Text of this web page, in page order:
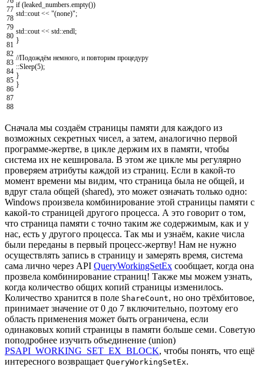
77
78
79
80
81
82
83
84
85
86
87
88
if (leaked_numbers empty())
std::cout << "(none)";
std::cout << std::endl;
}
//Подождём немного, и повторим процедуру
::Sleep(5);
}
}
Сначала мы создаём страницы памяти для каждого из
возможных секретных чисел, а затем, аналогично первой
программе-жертве, в цикле держим их в памяти, чтобы
система их не кешировала. В этом же цикле мы регулярно
проверяем атрибуты каждой из страниц. Если в какой-то
момент времени мы видим, что страница была не общей, и
вдруг стала общей (shared), это может означать только одно:
Windows произвела комбинирование этой страницы памяти с
какой-то страницей другого процесса. А это говорит о том,
что страница памяти с точно таким же содержимым, как и у
нас, есть у другого процесса. Так мы и узнаём, какие числа
были переданы в первый процесс-жертву! Нам не нужно
осуществлять запись в страницу и замерять время, система
сама лично через API QueryWorkingSetEx сообщает, когда она
прозвела комбинирование страниц! Также мы можем узнать,
когда количество общих копий страницы изменилось.
Количество хранится в поле ShareCount, но оно трёхбитовое,
принимает значение от 0 до 7 включительно, поэтому его
область применения может быть ограничена, если
одинаковых копий страницы в памяти больше семи. Советую
поподробнее изучить объединение (union)
PSAPI_WORKING_SET_EX_BLOCK, чтобы понять, что ещё
интересного возвращает QueryWorkingSetEx.